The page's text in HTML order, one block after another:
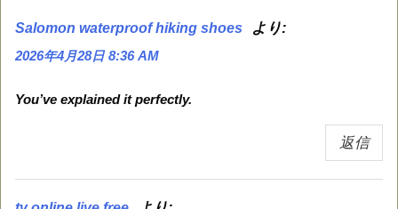
Salomon waterproof hiking shoes より:
2026年4月28日 8:36 AM
You’ve explained it perfectly.
返信